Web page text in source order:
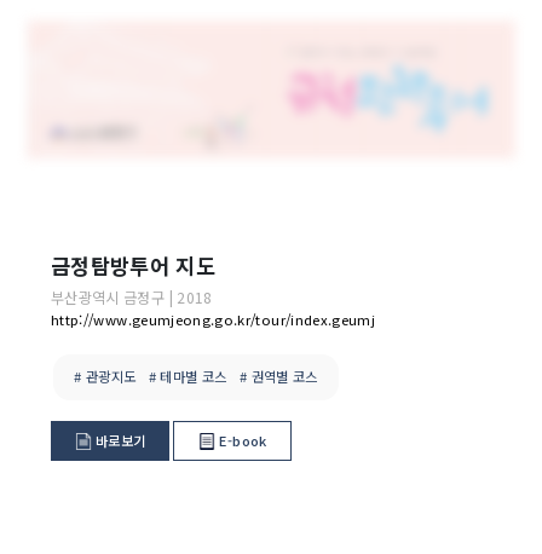
금정탐방투어 지도
부산광역시 금정구 | 2018
http://www.geumjeong.go.kr/tour/index.geumj
# 관광지도 # 테마별 코스 # 권역별 코스
바로보기 E-book